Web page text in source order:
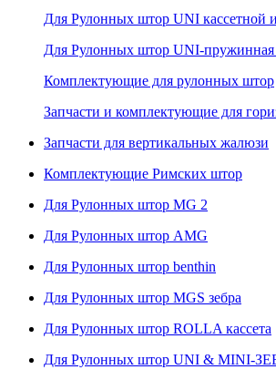
Для Рулонных штор UNI кассетной
Для Рулонных штор UNI-пружинная
Комплектующие для рулонных штор
Запчасти и комплектующие для
Запчасти для вертикальных жалюзи
Комплектующие Римских штор
Для Рулонных штор MG 2
Для Рулонных штор AMG
Для Рулонных штор benthin
Для Рулонных штор MGS зебра
Для Рулонных штор ROLLA кассета
Для Рулонных штор UNI & MINI-